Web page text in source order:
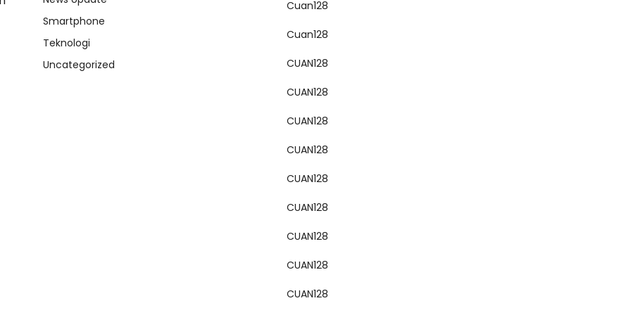
Smartphone
Teknologi
Uncategorized
Cuan128
Cuan128
CUAN128
CUAN128
CUAN128
CUAN128
CUAN128
CUAN128
CUAN128
CUAN128
CUAN128